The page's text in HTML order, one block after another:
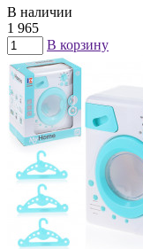
В наличии
1 965
В корзину